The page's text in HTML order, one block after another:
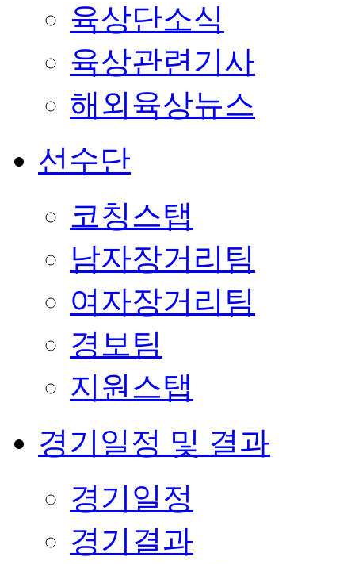
육상단소식
육상관련기사
해외육상뉴스
선수단
코칭스탭
남자장거리팀
여자장거리팀
경보팀
지원스탭
경기일정 및 결과
경기일정
경기결과